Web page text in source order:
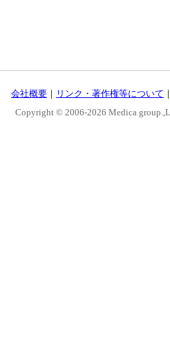
会社概要 ｜ リンク・著作権等について
Copyright © 2006-2026 Medica